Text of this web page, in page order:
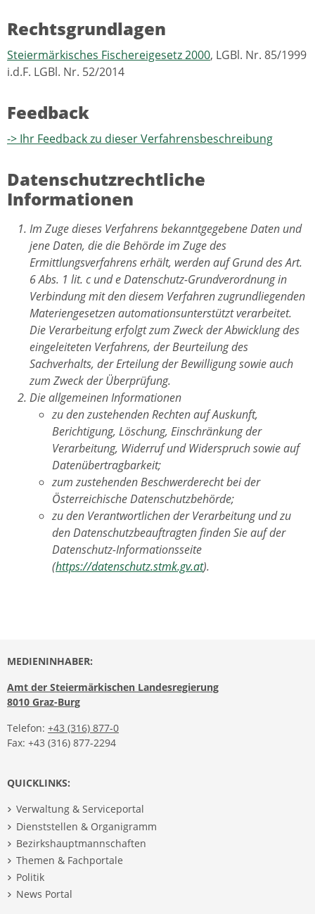
Rechtsgrundlagen
Steiermärkisches Fischereigesetz 2000, LGBl. Nr. 85/1999
i.d.F. LGBl. Nr. 52/2014
Feedback
-> Ihr Feedback zu dieser Verfahrensbeschreibung
Datenschutzrechtliche
Informationen
Im Zuge dieses Verfahrens bekanntgegebene Daten und
jene Daten, die die Behörde im Zuge des
Ermittlungsverfahrens erhält, werden auf Grund des Art.
6 Abs. 1 lit. c und e Datenschutz-Grundverordnung in
Verbindung mit den diesem Verfahren zugrundliegenden
Materiengesetzen automationsunterstützt verarbeitet.
Die Verarbeitung erfolgt zum Zweck der Abwicklung des
eingeleiteten Verfahrens, der Beurteilung des
Sachverhalts, der Erteilung der Bewilligung sowie auch
zum Zweck der Überprüfung.
Die allgemeinen Informationen
zu den zustehenden Rechten auf Auskunft,
Berichtigung, Löschung, Einschränkung der
Verarbeitung, Widerruf und Widerspruch sowie auf
Datenübertragbarkeit;
zum zustehenden Beschwerderecht bei der
Österreichische Datenschutzbehörde;
zu den Verantwortlichen der Verarbeitung und zu
den Datenschutzbeauftragten finden Sie auf der
Datenschutz-Informationsseite
(https://datenschutz.stmk.gv.at).
MEDIENINHABER:
Amt der Steiermärkischen Landesregierung
8010 Graz-Burg
Telefon: +43 (316) 877-0
Fax: +43 (316) 877-2294
QUICKLINKS:
Verwaltung & Serviceportal
Dienststellen & Organigramm
Bezirkshauptmannschaften
Themen & Fachportale
Politik
News Portal